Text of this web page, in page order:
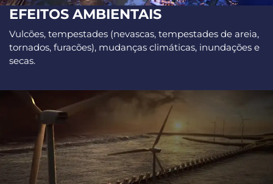
EFEITOS AMBIENTAIS
Vulcões, tempestades (nevascas, tempestades de areia,
tornados, furacões), mudanças climáticas, inundações e
secas.